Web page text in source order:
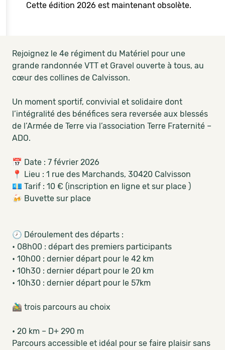
Cette édition 2026 est maintenant obsolète.
Rejoignez le 4e régiment du Matériel pour une
grande randonnée VTT et Gravel ouverte à tous, au
cœur des collines de Calvisson.
Un moment sportif, convivial et solidaire dont
l’intégralité des bénéfices sera reversée aux blessés
de l’Armée de Terre via l’association Terre Fraternité –
ADO.
📅 Date : 7 février 2026
📍 Lieu : 1 rue des Marchands, 30420 Calvisson
💶 Tarif : 10 € (inscription en ligne et sur place )
🍻 Buvette sur place
🕗 Déroulement des départs :
• 08h00 : départ des premiers participants
• 10h00 : dernier départ pour le 42 km
• 10h30 : dernier départ pour le 20 km
• 10h30 : dernier départ pour le 57km
🚵‍♂️ trois parcours au choix
• 20 km – D+ 290 m
Parcours accessible et idéal pour se faire plaisir sans